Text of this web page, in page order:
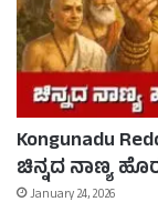
Kongunadu
ಚಿನ್ನದ ನಾಣ್ಯ
January 24, 2026